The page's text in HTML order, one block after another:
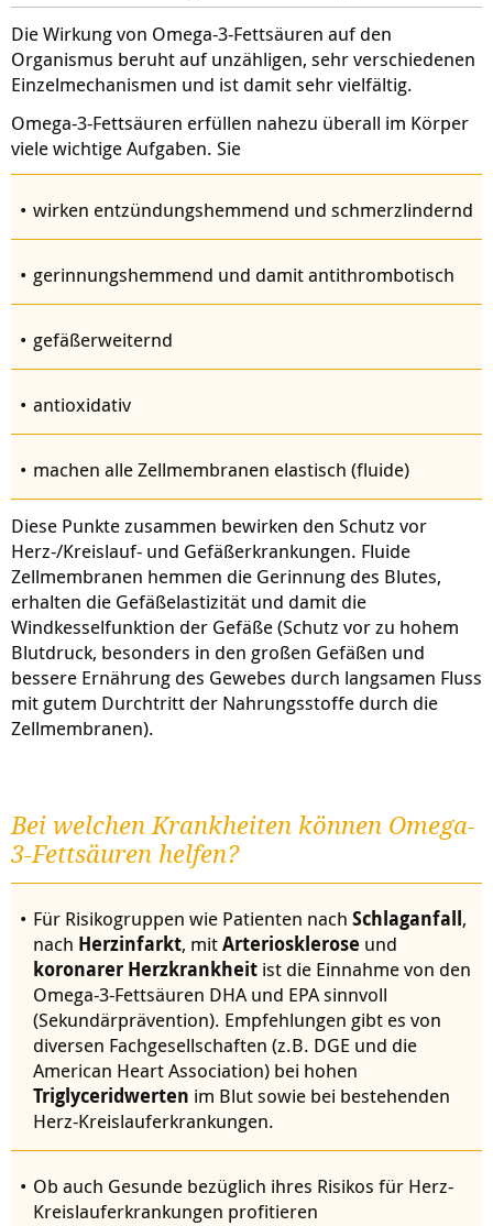
Die Wirkung von Omega-3-Fettsäuren auf den
Organismus beruht auf unzähligen, sehr verschiedenen
Einzelmechanismen und ist damit sehr vielfältig.
Omega-3-Fettsäuren erfüllen nahezu überall im Körper
viele wichtige Aufgaben. Sie
wirken entzündungshemmend und schmerzlindernd
gerinnungshemmend und damit antithrombotisch
gefäßerweiternd
antioxidativ
machen alle Zellmembranen elastisch (fluide)
Diese Punkte zusammen bewirken den Schutz vor
Herz-/Kreislauf- und Gefäßerkrankungen. Fluide
Zellmembranen hemmen die Gerinnung des Blutes,
erhalten die Gefäßelastizität und damit die
Windkesselfunktion der Gefäße (Schutz vor zu hohem
Blutdruck, besonders in den großen Gefäßen und
bessere Ernährung des Gewebes durch langsamen Fluss
mit gutem Durchtritt der Nahrungsstoffe durch die
Zellmembranen).
Bei welchen Krankheiten können Omega-
3-Fettsäuren helfen?
Für Risikogruppen wie Patienten nach Schlaganfall,
nach Herzinfarkt, mitArteriosklerose und
koronarer Herzkrankheit ist die Einnahme von den
Omega-3-Fettsäuren DHA und EPA sinnvoll
(Sekundärprävention). Empfehlungen gibt es von
diversen Fachgesellschaften (z.B. DGE und die
American Heart Association) bei hohen
Triglyceridwerten im Blut sowie bei bestehenden
Herz-Kreislauferkrankungen.
Ob auch Gesunde bezüglich ihres Risikos für Herz-
Kreislauferkrankungen profitieren